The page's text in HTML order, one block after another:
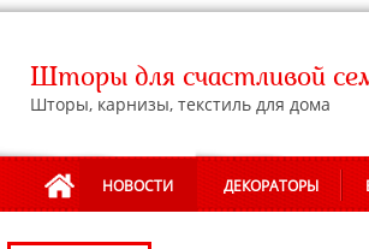
Шторы для счастливой
Шторы, карнизы, текстиль для дома
НОВОСТИ ДЕКОРАТОРЫ